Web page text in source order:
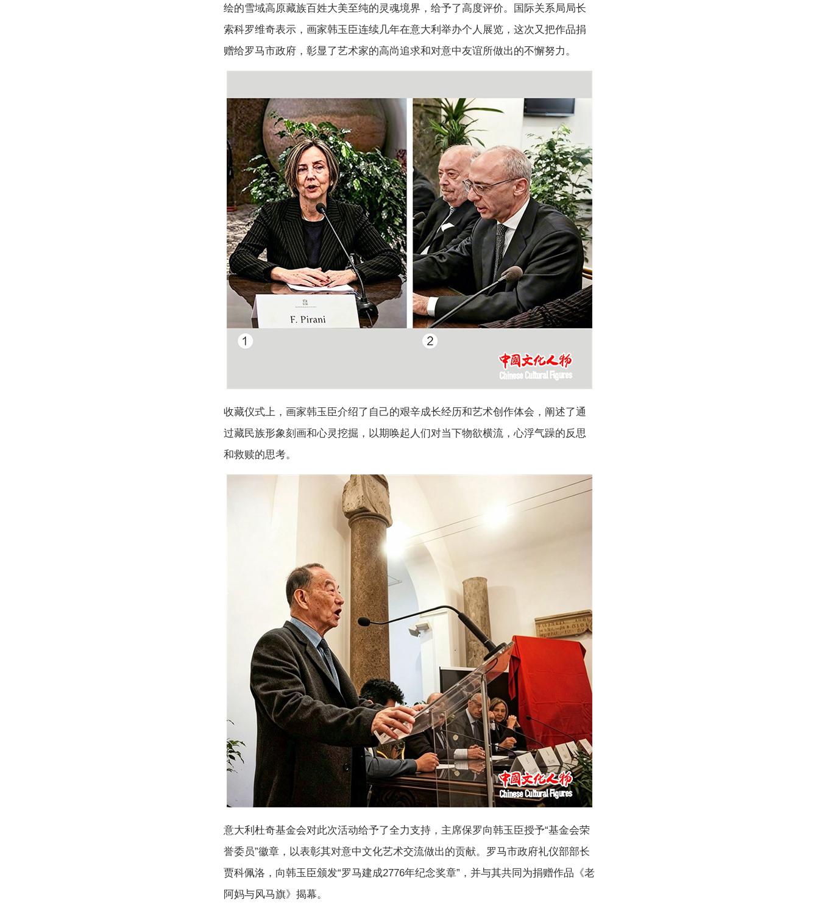
绘的雪域高原藏族百姓大美至纯的灵魂境界，给予了高度评价。国际关系局局长
索科罗维奇表示，画家韩玉臣连续几年在意大利举办个人展览，这次又把作品捐
赠给罗马市政府，彰显了艺术家的高尚追求和对意中友谊所做出的不懈努力。
收藏仪式上，画家韩玉臣介绍了自己的艰辛成长经历和艺术创作体会，阐述了通
过藏民族形象刻画和心灵挖掘，以期唤起人们对当下物欲横流，心浮气躁的反思
和救赎的思考。
意大利杜奇基金会对此次活动给予了全力支持，主席保罗向韩玉臣授予“基金会荣
誉委员”徽章，以表彰其对意中文化艺术交流做出的贡献。罗马市政府礼仪部部长
贾科佩洛，向韩玉臣颁发“罗马建成2776年纪念奖章”，并与其共同为捐赠作品《老
阿妈与风马旗》揭幕。